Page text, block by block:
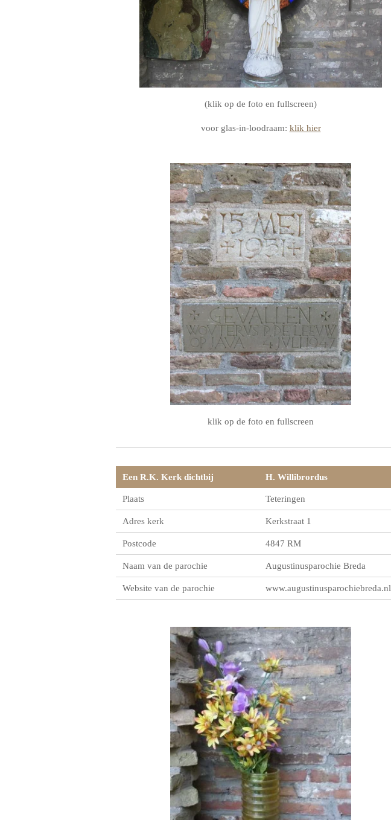
(klik op de foto en fullscreen)
voor glas-in-loodraam: klik hier
klik op de foto en fullscreen
Een R.K. Kerk dichtbij H. Willibrordus
Plaats Teteringen
Adres kerk Kerkstraat 1
Postcode 4847 RM
Naam van de parochie Augustinusparochie Breda
Website van de parochie www.augustinusparochiebreda.nl